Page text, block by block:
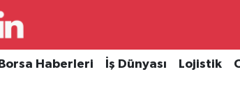
Borsa Haberleri İş Dünyası Lojistik